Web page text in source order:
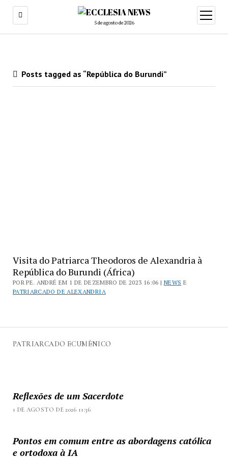
5 de agosto de 2026
PATRIARCADO ECUMÊNICO
Reflexões de um Sacerdote
1 DE AGOSTO DE 2026 11:36
Pontos em comum entre as abordagens católica
e ortodoxa à IA
Posts tagged as “República do Burundi”
Visita do Patriarca Theodoros de Alexandria à
República do Burundi (África)
POR PE. ANDRÉ EM 1 DE DEZEMBRO DE 2023 16:06 | NEWS E
PATRIARCADO DE ALEXANDRIA